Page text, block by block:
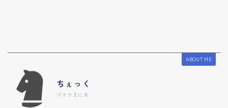
ABOUT ME
ちぇっく
ポケカまにあ